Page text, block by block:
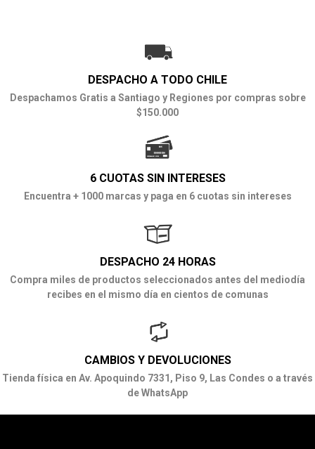
DESPACHO A TODO CHILE
Despachamos Gratis a Santiago y Regiones por compras sobre
$150.000
6 CUOTAS SIN INTERESES
Encuentra + 1000 marcas y paga en 6 cuotas sin intereses
DESPACHO 24 HORAS
Compra miles de productos seleccionados antes del mediodía
recibes en el mismo día en cientos de comunas
CAMBIOS Y DEVOLUCIONES
Tienda física en Av. Apoquindo 7331, Piso 9, Las Condes o a través
de WhatsApp